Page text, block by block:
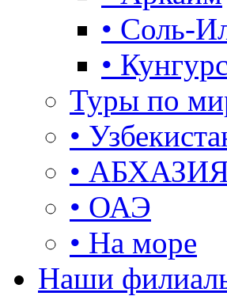
• Соль-
•
Туры по
•
•
• ОАЭ
• На море
Наши